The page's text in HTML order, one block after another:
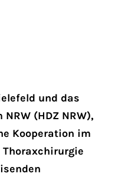
und das
(HDZ NRW),
Kooperation im